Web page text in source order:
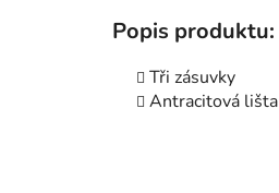
Popis produktu:
Tři zásuvky
Antracitová